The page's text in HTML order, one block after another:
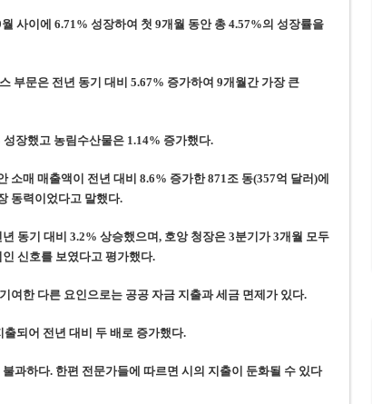
경 승인…리조트 개발 추진
사이에 6.71% 성장하여 첫 9개월 동안 총 4.57%의 성장률을
부문은 전년 동기 대비 5.67% 증가하여 9개월간 가장 큰
장했고 농림수산물은 1.14% 증가했다.
소매 매출액이 전년 대비 8.6% 증가한 871조 동(357억 달러)에
동력이었다고말했다.
동기 대비 3.2% 상승했으며, 호앙청장은 3분기가 3개월 모두
신호를 보였다고 평가했다.
여한 다른 요인으로는 공공 자금 지출과 세금 면제가 있다.
되어 전년 대비 두 배로 증가했다.
과하다.한편 전문가들에 따르면 시의 지출이 둔화될 수 있다